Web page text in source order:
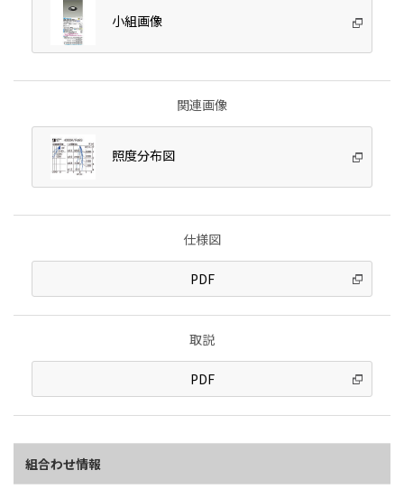
小組画像
関連画像
照度分布図
仕様図
PDF
取説
PDF
組合わせ情報